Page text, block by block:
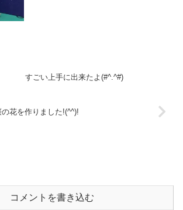
すごい上手に出来たよ(#^.^#)
の花を作りました!(^^)!
コメントを書き込む